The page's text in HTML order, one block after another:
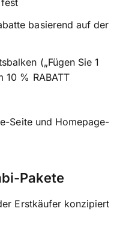
basierend auf der
(„Fügen Sie 1
10 % RABATT
Seite und Homepage-
Pakete
Erstkäufer konzipiert